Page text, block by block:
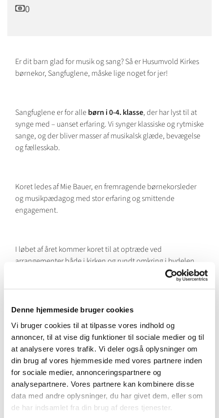
Denne hjemmeside bruger cookies
Vi bruger cookies til at tilpasse vores indhold og
annoncer, til at vise dig funktioner til sociale medier og til
at analysere vores trafik. Vi deler også oplysninger om
din brug af vores hjemmeside med vores partnere inden
for sociale medier, annonceringspartnere og
analysepartnere. Vores partnere kan kombinere disse
data med andre oplysninger, du har givet dem, eller som
de har indsamlet fra din brug af deres tjenester.
0
Er dit barn glad for musik og sang? Så er Husumvold Kirkes
børnekor, Sangfuglene, måske lige noget for jer!
Sangfuglene er for alle børn i 0-4. klasse, der har lyst til at
synge med – uanset erfaring. Vi synger klassiske og rytmiske
sange, og der bliver masser af musikalsk glæde, bevægelse
og fællesskab.
Koret ledes af Mie Bauer, en fremragende børnekorsleder
og musikpædagog med stor erfaring og smittende
engagement.
I løbet af året kommer koret til at optræde ved
arrangementer både i kirken og rundt omkring i bydelen.
du kan bare møde op.
Der er løbende optag i koret, så du kan godt tilmelde dit
barn selvom sæsonen er gået igang - vi laver plads til dig i
koret.